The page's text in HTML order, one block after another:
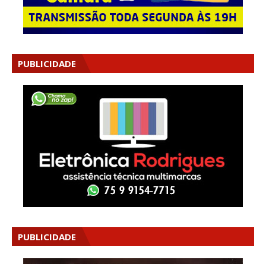
PUBLICIDADE
PUBLICIDADE